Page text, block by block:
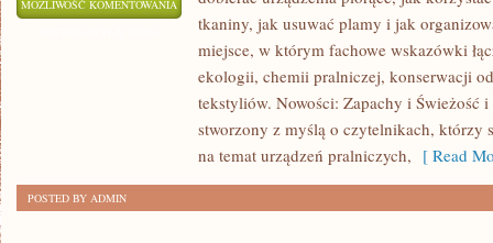
MOŻLIWOŚĆ KOMENTOWANIA PRALKI
SUSZARKI
tkaniny, jak usuwać plamy i jak
miejsce, w którym fachowe wskazówki
ekologii, chemii pralniczej, konserwacji
tekstyliów. Nowości: Zapachy i Świeżość i
stworzony z myślą o czytelnikach, którzy
na temat urządzeń pralniczych, [ Read
POSTED BY ADMIN